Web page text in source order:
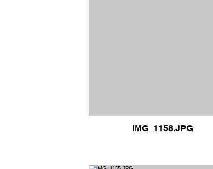
IMG_1158.JPG